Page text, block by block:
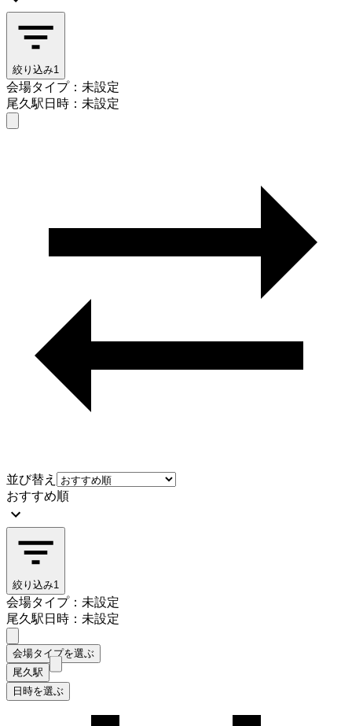
絞り込み1
会場タイプ：未設定
尾久駅日時：未設定
並び替え
おすすめ順
絞り込み1
会場タイプ：未設定
尾久駅日時：未設定
会場タイプを選ぶ
尾久駅
日時を選ぶ